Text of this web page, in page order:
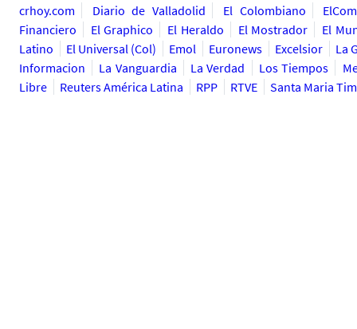
crhoy.com
Diario de Valladolid El Colombiano
Financiero
El Graphico El Heraldo El Mostrador
El
Latino
El Universal (Col) Emol Euronews Excelsior
La
Informacion
La Vanguardia La Verdad Los Tiempos
Libre
Reuters América Latina RPP RTVE Santa Maria